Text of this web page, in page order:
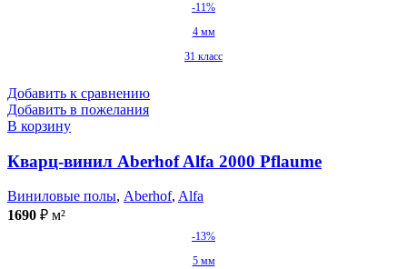
-11%
4 мм
31 класс
Добавить к сравнению
Добавить в пожелания
В корзину
Кварц-винил Aberhof Alfa 2000 Pflaume
Виниловые полы, Aberhof, Alfa
1690 ₽ м²
-13%
5 мм